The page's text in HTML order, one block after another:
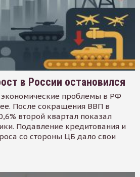
в России остановился
проблемы в РФ
После сокращения ВВП в
второй квартал показал
Подавление кредитования и
со стороны ЦБ дало свои